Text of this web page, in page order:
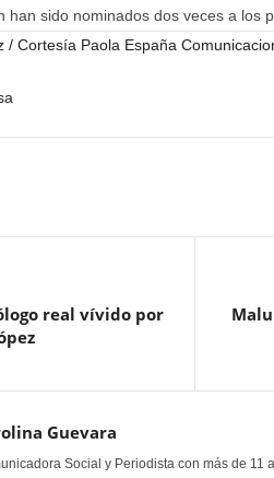
han sido nominados dos veces a los
/ Cortesía Paola España
real vívido por
Guevara
Social y Periodista con más de 11